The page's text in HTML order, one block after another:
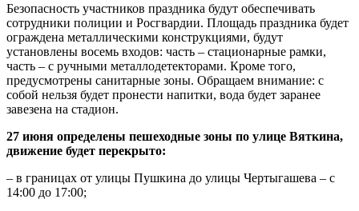
Безопасность участников праздника будут обеспечивать
сотрудники полиции и Росгвардии. Площадь праздника будет
ограждена металлическими конструкциями, будут
установлены восемь входов: часть – стационарные рамки,
часть – с ручными металлодетекторами. Кроме того,
предусмотрены санитарные зоны. Обращаем внимание: с
собой нельзя будет пронести напитки, вода будет заранее
завезена на стадион.
27 июня определены пешеходные зоны по улице Вяткина,
движение будет перекрыто:
– в границах от улицы Пушкина до улицы Чертыгашева – с
14:00 до 17:00;